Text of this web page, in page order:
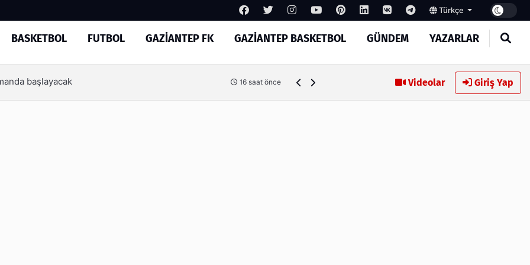
Türkçe
BASKETBOL FUTBOL GAZİANTEP FK GAZİANTEP BASKETBOL GÜNDEM YAZARLAR
Arama
yeni yönetimi 1 gün önce Memik Yılmaz: "Daha güzel bir futbol seyrettirmek için
Videolar Giriş Yap